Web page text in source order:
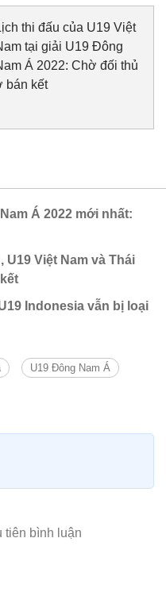
thi đấu của U19 Việt
tại giải U19 Đông
Á 2022: Chờ đối thủ
bán kết
Á 2022 mới nhất:
U19 Việt Nam và Thái
Indonesia vẫn bị loại
U19 Đông Nam Á